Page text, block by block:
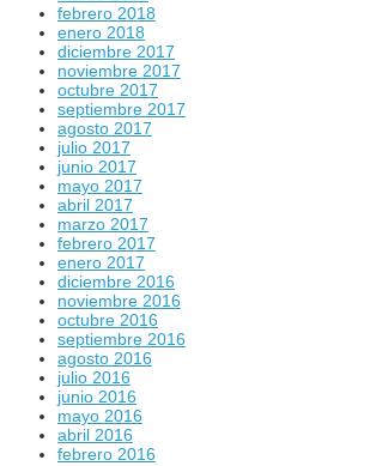
febrero 2018
enero 2018
diciembre 2017
noviembre 2017
octubre 2017
septiembre 2017
agosto 2017
julio 2017
junio 2017
mayo 2017
abril 2017
marzo 2017
febrero 2017
enero 2017
diciembre 2016
noviembre 2016
octubre 2016
septiembre 2016
agosto 2016
julio 2016
junio 2016
mayo 2016
abril 2016
febrero 2016